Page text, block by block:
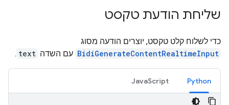
שליחת הודעת טקסט
כדי לשלוח קלט טקסט, יוצרים הודעה מסוג
BidiGenerateContentRealtimeInput עם השדה text
.
Python
JavaScript